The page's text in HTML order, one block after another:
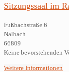
Sitzungssaal im
Fußbachstraße 6
Nalbach
66809
Keine bevorstehenden
Weitere Informationen